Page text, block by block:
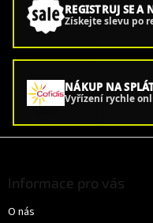
REGISTRUJ SE A
Získejte slevu po
NÁKUP NA
Vyřízení rychle
Informace pro vás
O nás